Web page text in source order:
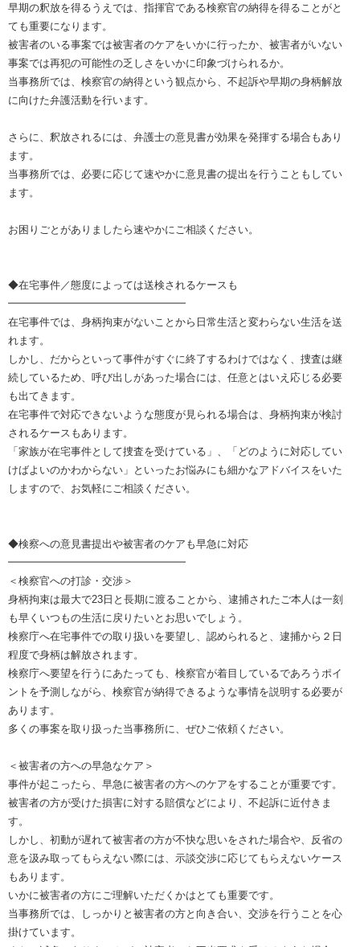
早期の釈放を得るうえでは、指揮官である検察官の納得を得ることがと
ても重要になります。
被害者のいる事案では被害者のケアをいかに行ったか、被害者がいない
事案では再犯の可能性の乏しさをいかに印象づけられるか。
当事務所では、検察官の納得という観点から、不起訴や早期の身柄解放
に向けた弁護活動を行います。
さらに、釈放されるには、弁護士の意見書が効果を発揮する場合もあり
ます。
当事務所では、必要に応じて速やかに意見書の提出を行うこともしてい
ます。
お困りごとがありましたら速やかにご相談ください。
◆在宅事件／態度によっては送検されるケースも
━━━━━━━━━━━━━━━━━
在宅事件では、身柄拘束がないことから日常生活と変わらない生活を送
れます。
しかし、だからといって事件がすぐに終了するわけではなく、捜査は継
続しているため、呼び出しがあった場合には、任意とはいえ応じる必要
も出てきます。
在宅事件で対応できないような態度が見られる場合は、身柄拘束が検討
されるケースもあります。
「家族が在宅事件として捜査を受けている」、「どのように対応してい
けばよいのかわからない」といったお悩みにも細かなアドバイスをいた
しますので、お気軽にご相談ください。
◆検察への意見書提出や被害者のケアも早急に対応
━━━━━━━━━━━━━━━━━
＜検察官への打診・交渉＞
身柄拘束は最大で23日と長期に渡ることから、逮捕されたご本人は一刻
も早くいつもの生活に戻りたいとお思いでしょう。
検察庁へ在宅事件での取り扱いを要望し、認められると、逮捕から２日
程度で身柄は解放されます。
検察庁へ要望を行うにあたっても、検察官が着目しているであろうポイ
ントを予測しながら、検察官が納得できるような事情を説明する必要が
あります。
多くの事案を取り扱った当事務所に、ぜひご依頼ください。
＜被害者の方への早急なケア＞
事件が起こったら、早急に被害者の方へのケアをすることが重要です。
被害者の方が受けた損害に対する賠償などにより、不起訴に近付きま
す。
しかし、初動が遅れて被害者の方が不快な思いをされた場合や、反省の
意を汲み取ってもらえない際には、示談交渉に応じてもらえないケース
もあります。
いかに被害者の方にご理解いただくかはとても重要です。
当事務所では、しっかりと被害者の方と向き合い、交渉を行うことを心
掛けています。